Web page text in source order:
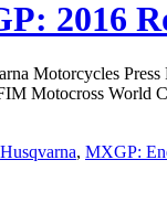
2016
Motorcycles
Motocross World
Husqvarna, MXGP: